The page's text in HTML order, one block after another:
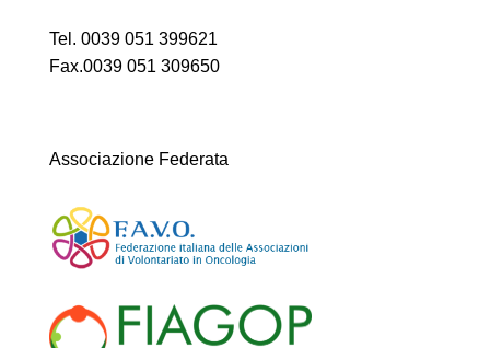
Tel. 0039 051 399621
Fax.0039 051 309650
Associazione Federata